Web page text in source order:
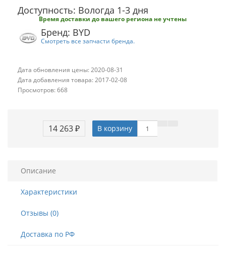
Доступность: Вологда 1-3 дня
Время доставки до вашего региона не учтены
Бренд: BYD
Смотреть все запчасти бренда.
Дата обновления цены: 2020-08-31
Дата добавления товара: 2017-02-08
Просмотров: 668
14 263 ₽ В корзину
Описание
Характеристики
Отзывы (0)
Доставка по РФ